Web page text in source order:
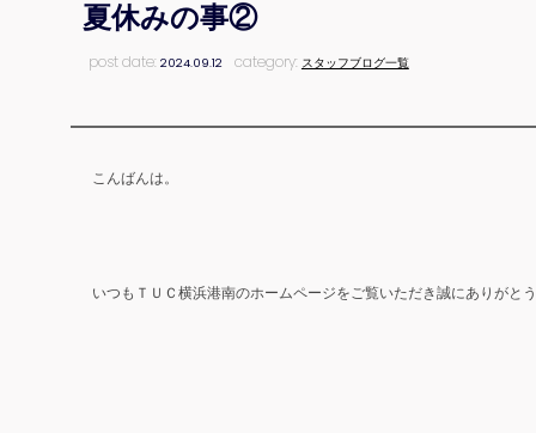
夏休みの事②
post date:2024.09.12 category: スタッフブログ一覧
こんばんは。
いつもＴＵＣ横浜港南のホームページをご覧いただき誠にありがとう